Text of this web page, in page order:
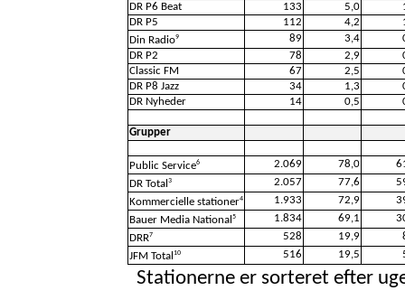
DR P6 Beat
133 5,0
DR P5
112 4,2
Din Radio9 89 3,4
DR P2
78 2,9
Classic FM
67 2,5
DR P8 Jazz
34 1,3
DR Nyheder
14 0,5
Grupper
Public Service6 2.069 78,0
DR Total 3 2.057 77,6
Kommercielle stationer4 1.933 72,9
Bauer Media National 5 1.834 69,1
DRR7 528 19,9
JFM Total 10 516 19,5
Stationerne er sorteret efter